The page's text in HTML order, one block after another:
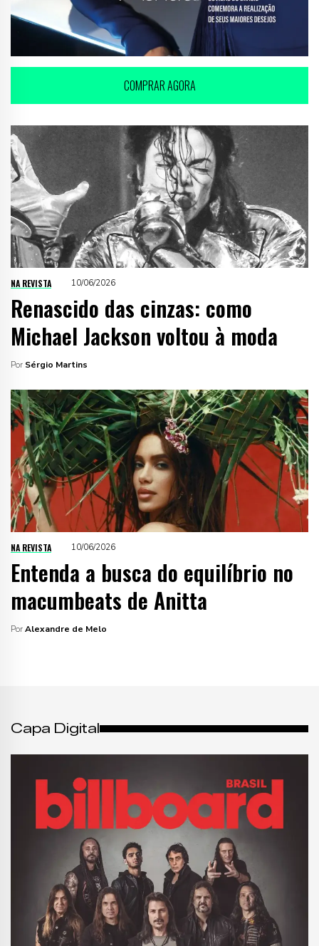
COMPRAR AGORA
NA REVISTA 10/06/2026
Renascido das cinzas: como
Michael Jackson voltou à moda
Por Sérgio Martins
NA REVISTA 10/06/2026
Entenda a busca do equilíbrio no
macumbeats de Anitta
PorAlexandre de Melo
Capa Digital